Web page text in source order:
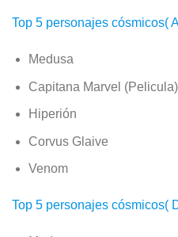
Top 5 personajes cósmicos(
Medusa
Capitana Marvel (Pelicula)
Hiperión
Corvus Glaive
Venom
Top 5 personajes cósmicos(